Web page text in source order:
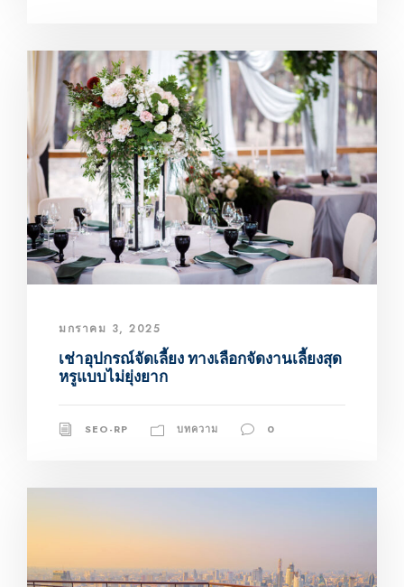
มกราคม 3, 2025
เช่าอุปกรณ์จัดเลี้ยง ทางเลือกจัดงานเลี้ยงสุด
หรูแบบไม่ยุ่งยาก
SEO-RP บทความ 0